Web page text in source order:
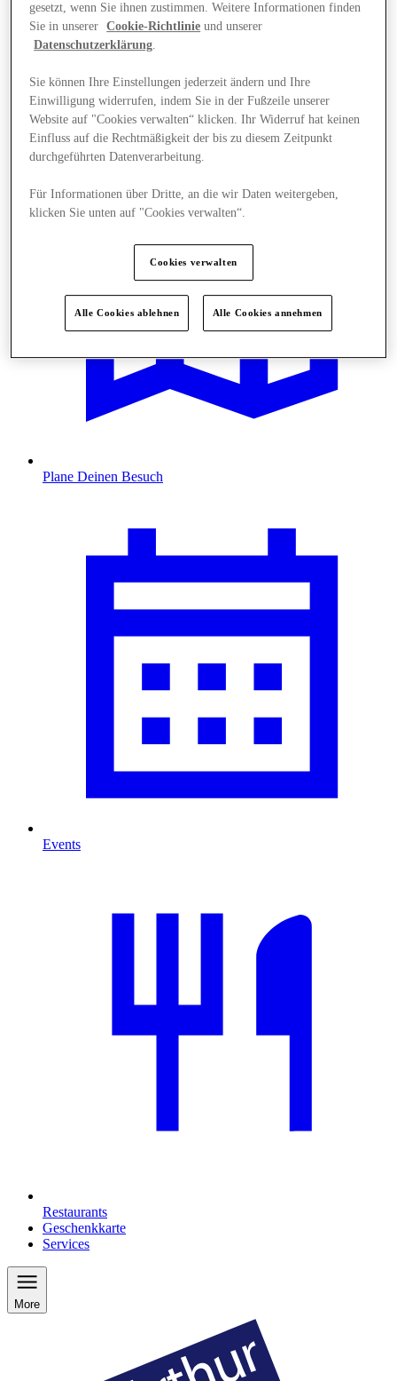
Angebote
Plane Deinen Besuch
Events
Restaurants
Geschenkkarte
Services
More
gesetzt, wenn Sie ihnen zustimmen. Weitere Informationen finden
Sie in unserer
Cookie-Richtlinie und unserer
Datenschutzerklärung.
Sie können Ihre Einstellungen jederzeit ändern und Ihre
Einwilligung widerrufen, indem Sie in der Fußzeile unserer
Website auf "Cookies verwalten“ klicken. Ihr Widerruf hat keinen
Einfluss auf die Rechtmäßigkeit der bis zu diesem Zeitpunkt
durchgeführten Datenverarbeitung.
Für Informationen über Dritte, an die wir Daten weitergeben,
klicken Sie unten auf "Cookies verwalten“.
Cookies verwalten
Alle Cookies ablehnen Alle Cookies annehmen